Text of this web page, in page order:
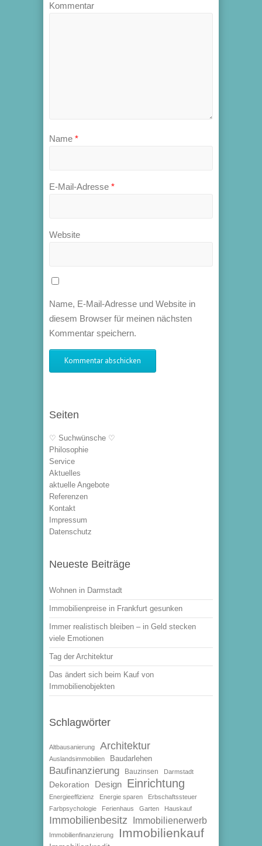
Kommentar
Name *
E-Mail-Adresse *
Website
Name, E-Mail-Adresse und Website in
diesem Browser für meinen nächsten
Kommentar speichern.
Seiten
♡ Suchwünsche ♡
Philosophie
Service
Aktuelles
aktuelle Angebote
Referenzen
Kontakt
Impressum
Datenschutz
Neueste Beiträge
Wohnen in Darmstadt
Immobilienpreise in Frankfurt gesunken
Immer realistisch bleiben – in Geld stecken
viele Emotionen
Tag der Architektur
Das ändert sich beim Kauf von
Immobilienobjekten
Schlagwörter
Altbausanierung Architektur
Auslandsimmobilien Baudarlehen
Baufinanzierung Bauzinsen Darmstadt
Dekoration Design Einrichtung
Energieeffizienz Energie sparen
Erbschaftssteuer
Farbpsychologie
Ferienhaus Garten Hauskauf
Immobilienbesitz Immobilienerwerb
Immobilienfinanzierung Immobilienkauf